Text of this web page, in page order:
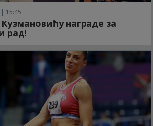
15:45
награде за
рад!